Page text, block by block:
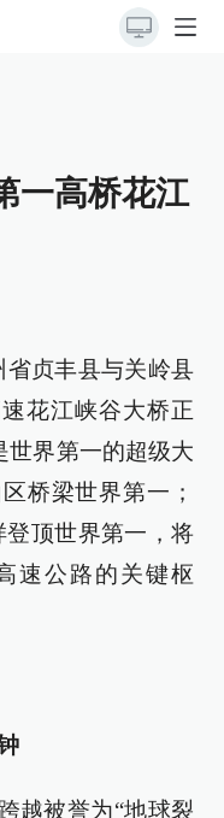
一高桥花江
贞丰县与关岭县
花江峡谷大桥正
世界第一的超级大
桥梁世界第一；
顶世界第一，将
速公路的关键枢
越被誉为“地球裂